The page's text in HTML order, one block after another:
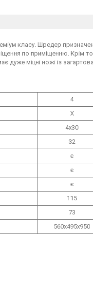
класу. Шредер
по приміщенню. Крім
міцні ножі із
4
Х
4х30
32
є
є
є
115
73
560х495х950